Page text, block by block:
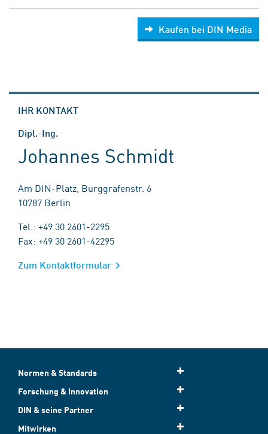
Kaufen bei DIN Media
IHR KONTAKT
Dipl.-Ing.
Johannes Schmidt
Am DIN-Platz, Burggrafenstr. 6
10787 Berlin
Tel.: +49 30 2601-2295
Fax: +49 30 2601-42295
Zum Kontaktformular
Normen & Standards
Forschung & Innovation
DIN & seine Partner
Mitwirken